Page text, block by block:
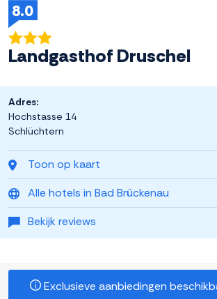
8.0
Landgasthof Druschel
Toon op kaart
Alle hotels in Bad Brückenau
Bekijk reviews
Adres:
Hochstasse 14
Schlüchtern
Exclusieve aanbiedingen